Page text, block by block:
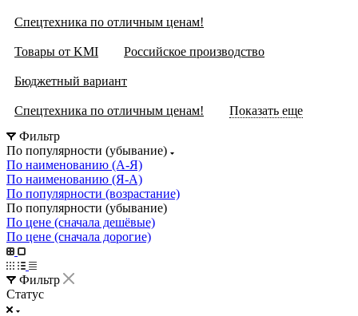
Спецтехника по отличным ценам!
Товары от KMI Российское производство
Бюджетный вариант
Спецтехника по отличным ценам!
Показать еще
Фильтр
По популярности (убывание)
По наименованию (А-Я)
По наименованию (Я-А)
По популярности (возрастание)
По популярности (убывание)
По цене (сначала дешёвые)
По цене (сначала дорогие)
Фильтр
Статус